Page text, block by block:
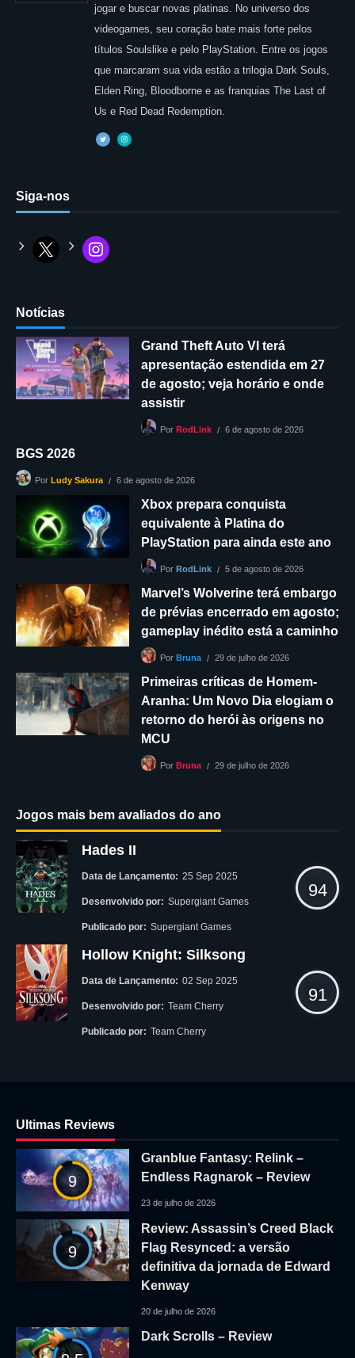
jogar e buscar novas platinas. No universo dos
videogames, seu coração bate mais forte pelos
títulos Soulslike e pelo PlayStation. Entre os jogos
que marcaram sua vida estão a trilogia Dark Souls,
Elden Ring, Bloodborne e as franquias The Last of
Us e Red Dead Redemption.
Siga-nos
Notícias
Grand Theft Auto VI terá
apresentação estendida em 27
de agosto; veja horário e onde
assistir
Por RodLink 6 de agosto de 2026
BGS 2026
Por Ludy Sakura 6 de agosto de 2026
Xbox prepara conquista
equivalente à Platina do
PlayStation para ainda este ano
Por RodLink 5 de agosto de 2026
Marvel’s Wolverine terá embargo
de prévias encerrado em agosto;
gameplay inédito está a caminho
Por Bruna 29 de julho de 2026
Primeiras críticas de Homem-
Aranha: Um Novo Dia elogiam o
retorno do herói às origens no
MCU
Por Bruna 29 de julho de 2026
Jogos mais bem avaliados do ano
Hades II
Data de Lançamento: 25 Sep 2025
Desenvolvido por: Supergiant Games
Publicado por: Supergiant Games
94
Hollow Knight: Silksong
Data de Lançamento: 02 Sep 2025
Desenvolvido por: Team Cherry
Publicado por: Team Cherry
91
Ultimas Reviews
9
Granblue Fantasy: Relink –
Endless Ragnarok – Review
23 de julho de 2026
9
Review: Assassin’s Creed Black
Flag Resynced: a versão
definitiva da jornada de Edward
Kenway
20 de julho de 2026
Dark Scrolls – Review